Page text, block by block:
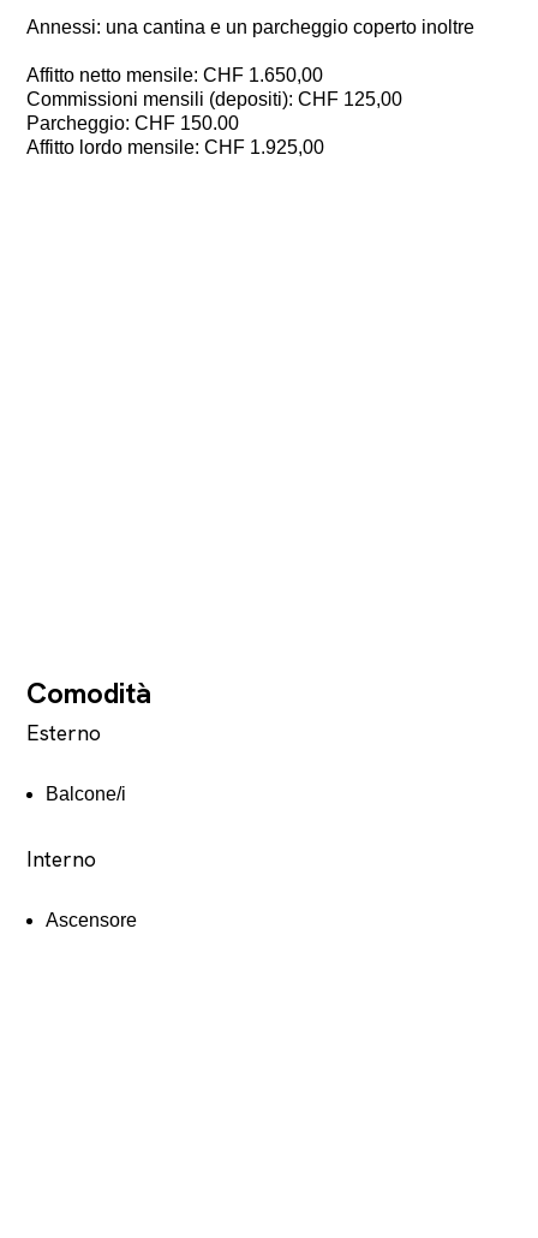
Annessi: una cantina e un parcheggio coperto inoltre
Affitto netto mensile: CHF 1.650,00
Commissioni mensili (depositi): CHF 125,00
Parcheggio: CHF 150.00
Affitto lordo mensile: CHF 1.925,00
Comodità
Esterno
Balcone/i
Interno
Ascensore